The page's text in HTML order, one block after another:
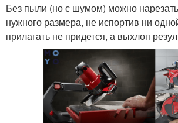
Без пыли (но с шумом) можно нарезать
нужного размера, не испортив ни
прилагать не придется, а выхлоп